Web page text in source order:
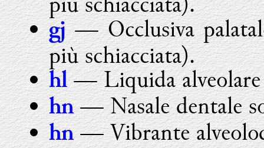
gj — Occlusiva
più schiacciata).
hl— Liquida alveolare
hn— Nasale dentale
hn— Vibrante